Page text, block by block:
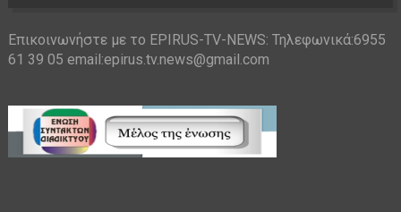
Επικοινωνήστε με το EPIRUS-TV-NEWS: Τηλεφωνικά:6955
61 39 05 email:epirus.tv.news@gmail.com